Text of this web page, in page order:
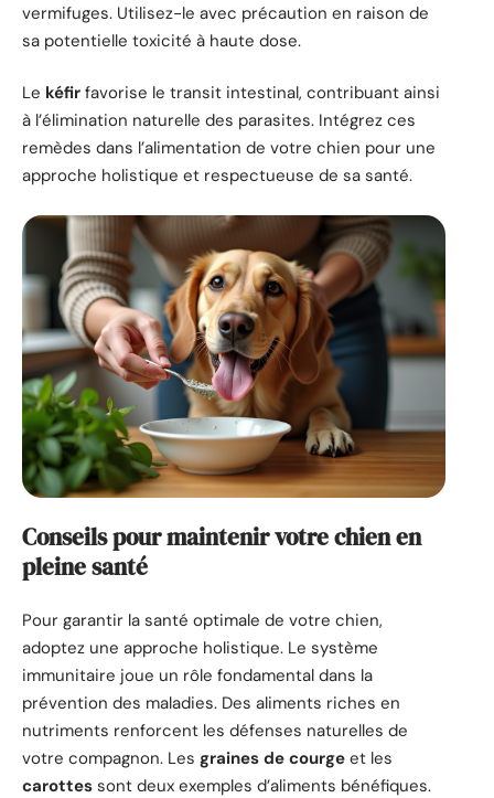
vermifuges. Utilisez-le avec précaution en raison de
sa potentielle toxicité à haute dose.
Le kéfir favorise le transit intestinal, contribuant ainsi
à l’élimination naturelle des parasites. Intégrez ces
remèdes dans l’alimentation de votre chien pour une
approche holistique et respectueuse de sa santé.
Conseils pour maintenir votre chien en
pleine santé
Pour garantir la santé optimale de votre chien,
adoptez une approche holistique. Le système
immunitaire joue un rôle fondamental dans la
prévention des maladies. Des aliments riches en
nutriments renforcent les défenses naturelles de
votre compagnon. Les graines de courge et les
carottes sont deux exemples d’aliments bénéfiques.